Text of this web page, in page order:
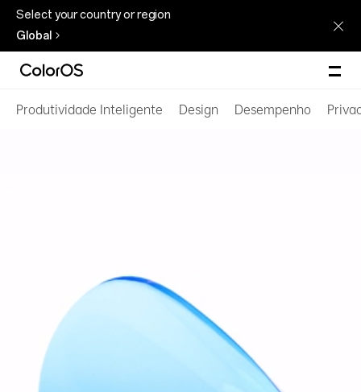
Select your country or region
Global
Produtividade Inteligente Design Desempenho